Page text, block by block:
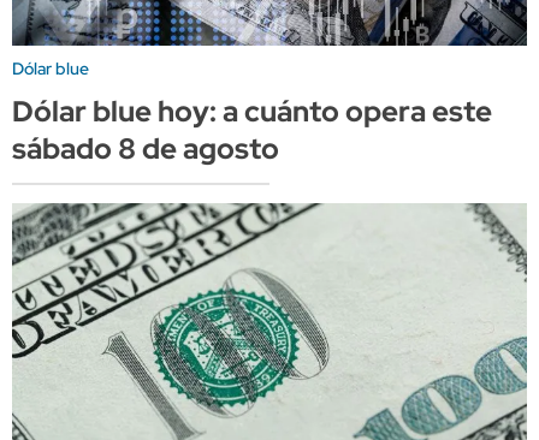
Dólar blue
Dólar blue hoy: a cuánto opera este
sábado 8 de agosto